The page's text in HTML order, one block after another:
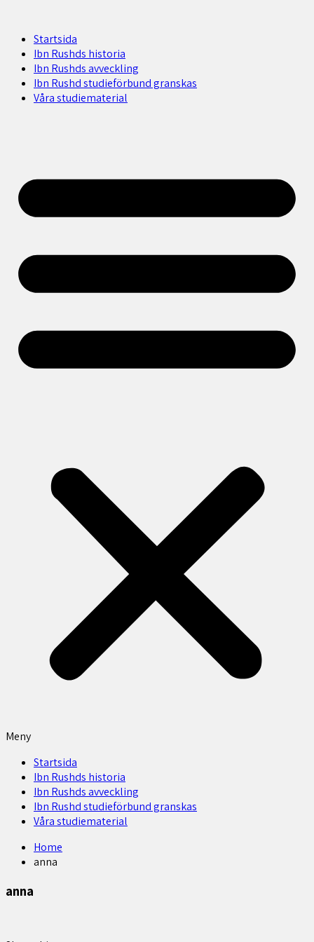
Startsida
Ibn Rushds historia
Ibn Rushds avveckling
Ibn Rushd studieförbund granskas​
Våra studiematerial
Meny
Startsida
Ibn Rushds historia
Ibn Rushds avveckling
Ibn Rushd studieförbund granskas​
Våra studiematerial
Home
anna
anna